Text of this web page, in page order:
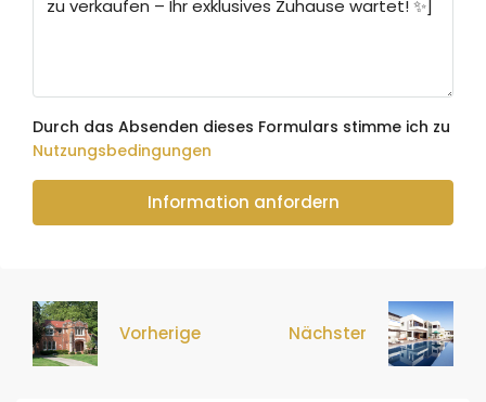
Durch das Absenden dieses Formulars stimme ich zu
Nutzungsbedingungen
Information anfordern
Vorherige Nächster